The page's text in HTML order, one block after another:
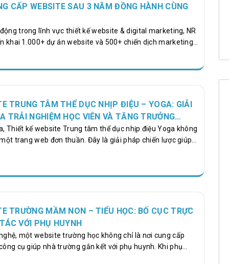
CẤP WEBSITE SAU 3 NĂM ĐỒNG HÀNH CÙNG
trong lĩnh vực thiết kế website & digital marketing, NR
khai 1.000+ dự án website và 500+ chiến dịch marketing
trường học, trung tâm và đơn vị giáo dục trên toàn quốc.
Cùng…
TRUNG TÂM THỂ DỤC NHỊP ĐIỆU – YOGA: GIẢI
TRẢI NGHIỆM HỌC VIÊN VÀ TĂNG TRƯỞNG
Thiết kế website Trung tâm thể dục nhịp điệu Yoga không
trang web đơn thuần. Đây là giải pháp chiến lược giúp
thái số toàn diện, nơi học viên có thể tìm lớp học, đặt
trung tâm mọi lúc mọi nơi. Người dùng hiện nay chủ yếu
TRƯỜNG MẦM NON – TIỂU HỌC: BỐ CỤC TRỰC
VỚI PHỤ HUYNH
một website trường học không chỉ là nơi cung cấp
cụ giúp nhà trường gắn kết với phụ huynh. Khi phụ
chương trình học, đội ngũ giáo viên, hay quy trình tuyển